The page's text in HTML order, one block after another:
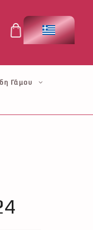
Γάμου